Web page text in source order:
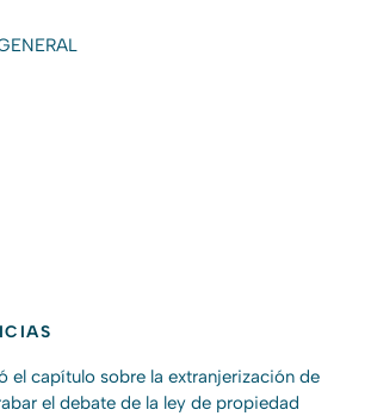
el capítulo sobre la extranjerización de
el debate de la ley de propiedad